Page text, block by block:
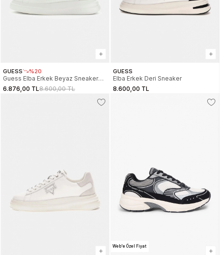
GUESS %20
Guess Elba Erkek Beyaz Sneaker
FMPELAELE12-WHITE
6.876,00 TL8.600,00 TL
GUESS
Elba Erkek Deri Sneaker
8.600,00 TL
Web'e Özel Fiyat